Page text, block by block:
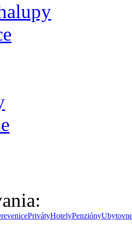
PrivátyHotelyPenzióny